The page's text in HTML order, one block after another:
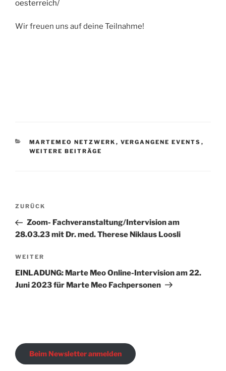
oesterreich/
Wir freuen uns auf deine Teilnahme!
KATEGORIEN
MARTEMEO NETZWERK , VERGANGENE EVENTS ,
WEITERE BEITRÄGE
Beitragsnavigation
Vorheriger
Beitrag
ZURÜCK
Zoom- Fachveranstaltung/Intervision am
28.03.23 mit Dr. med. Therese Niklaus Loosli
Nächster
Beitrag
WEITER
EINLADUNG: Marte Meo Online-Intervision am 22.
Juni 2023 für Marte Meo Fachpersonen
Beim Newsletter anmelden